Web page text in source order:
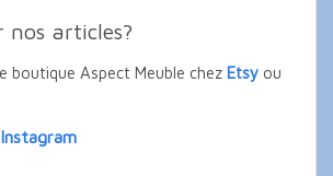
nos articles?
boutique Aspect Meuble chez Etsy ou
Instagram